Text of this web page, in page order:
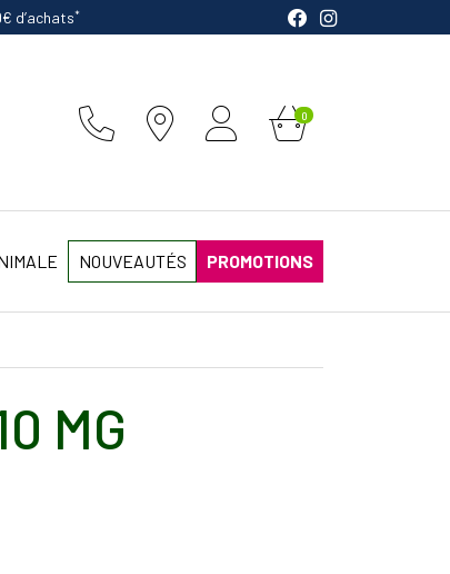
d’achats*
0
NOUVEAUTÉS PROMOTIONS
MG